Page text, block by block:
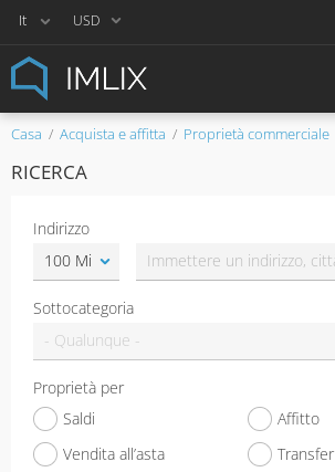
USD
Casa Acquista e affitta Proprietà commerciale
RICERCA
Indirizzo
Sottocategoria
Proprietà per
Saldi
Affitto
Vendita all’asta
Transfer